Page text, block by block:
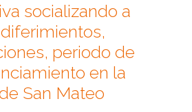
socializando a
periodo de
en la
San Mateo